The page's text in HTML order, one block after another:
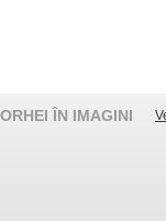
ORHEI ÎN IMAGINI